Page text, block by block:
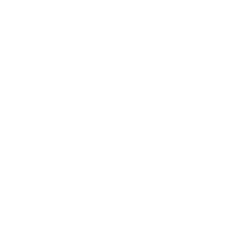
При поддержке